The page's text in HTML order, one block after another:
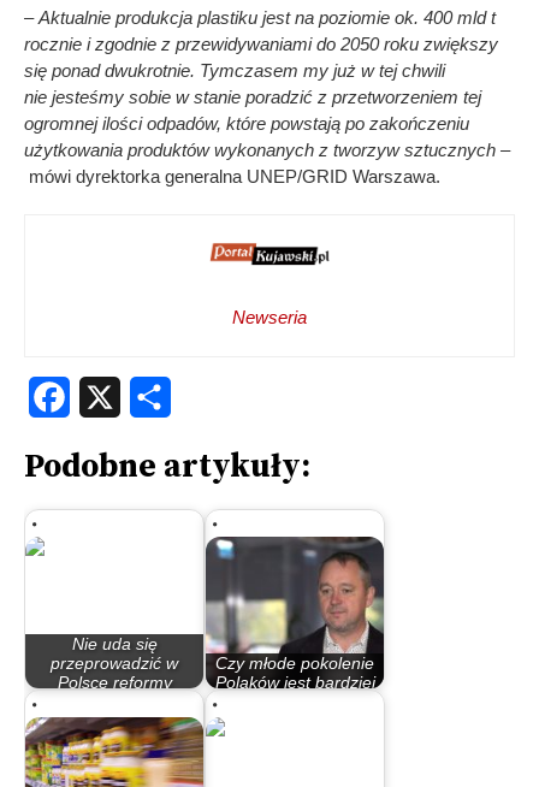
– Aktualnie produkcja plastiku jest na poziomie ok. 400 mld t
rocznie i zgodnie z przewidywaniami do 2050 roku zwiększy
się ponad dwukrotnie. Tymczasem my już w tej chwili
nie jesteśmy sobie w stanie poradzić z przetworzeniem tej
ogromnej ilości odpadów, które powstają po zakończeniu
użytkowania produktów wykonanych z tworzyw sztucznych –
mówi dyrektorka generalna UNEP/GRID Warszawa.
Newseria
Facebook
Podobne artykuły:
Nie uda się
przeprowadzić w
Polsce reformy
Czy młode pokolenie
Polaków jest bardziej